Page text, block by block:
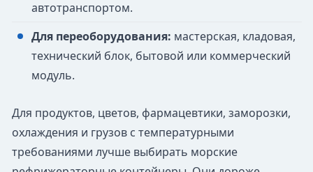
автотранспортом.
Для переоборудования: мастерская, кладовая,
технический блок, бытовой или коммерческий
модуль.
Для продуктов, цветов, фармацевтики, заморозки,
охлаждения и грузов с температурными
требованиями лучше выбирать морские